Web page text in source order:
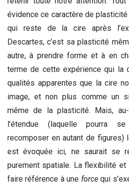
évidence ce caractère de
qui reste de la cire après
Descartes, c’est sa plasticité
autre, à prendre forme et à en
terme de cette expérience qui la
qualités apparentes que la cire
image, et non plus comme un
même de la plasticité. Mais,
l’étendue (laquelle pourra
recomposer en autant de figures)
est évoquée ici, ne saurait se
purement spatiale. La flexibilité
faire référence à une forcequi